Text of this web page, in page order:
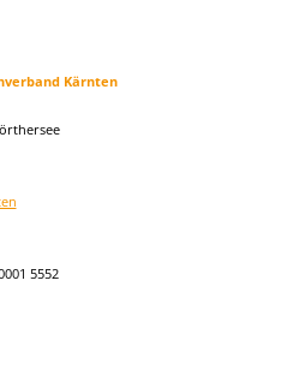
Kärnten
5552